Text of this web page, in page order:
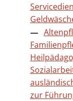
zur